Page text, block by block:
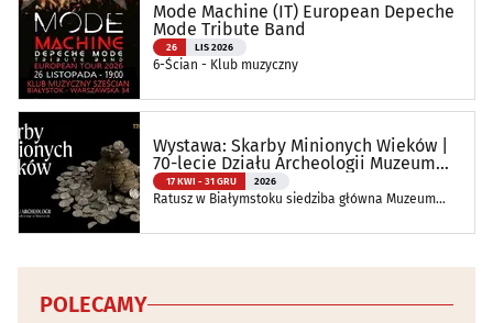
Mode Machine (IT) European Depeche
Mode Tribute Band
26 LIS 2026
6-Ścian - Klub muzyczny
Wystawa: Skarby Minionych Wieków |
70-lecie Działu Archeologii Muzeum
Podlaskiego
17 KWI - 31 GRU 2026
Ratusz w Białymstoku siedziba główna Muzeum
POLECAMY